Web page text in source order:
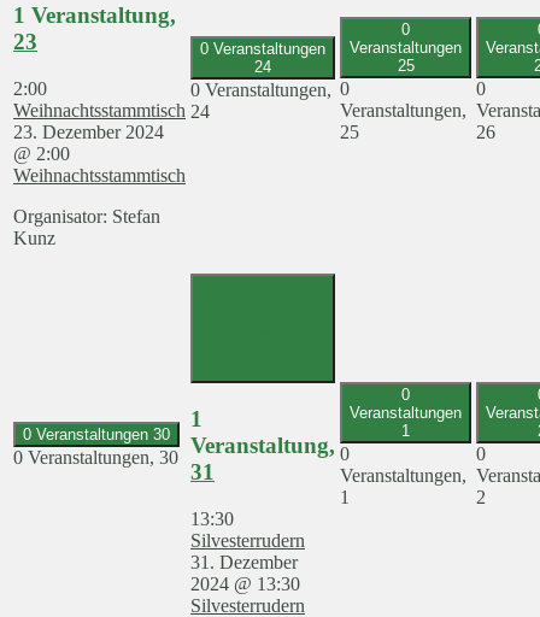
1 Veranstaltung,
23
2:00
Weihnachtsstammtisch
23. Dezember 2024
@ 2:00
Weihnachtsstammtisch
Organisator: Stefan
Kunz
0 Veranstaltungen
24
0 Veranstaltungen,
24
0
Veranstaltungen
25
0
Veranstaltungen,
25
0
26
0 Veranstaltungen 30
0 Veranstaltungen, 30
1
Veranstaltung,
31
13:30
Silvesterrudern
31. Dezember
2024 @ 13:30
Silvesterrudern
0
Veranstaltungen
1
0
Veranstaltungen,
1
0
2